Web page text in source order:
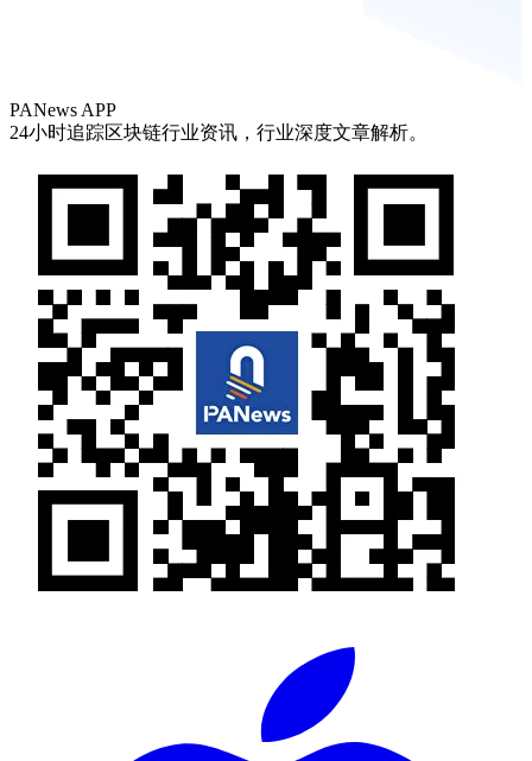
PANews APP
24小时追踪区块链行业资讯，行业深度文章解析。